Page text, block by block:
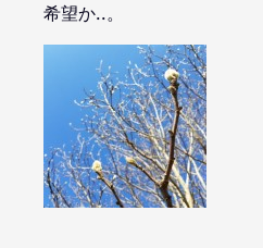
希望か..。